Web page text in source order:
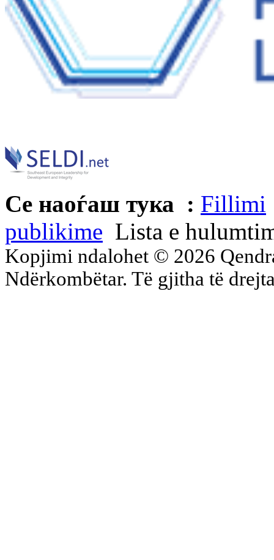
Се наоѓаш тука : Fillimi
publikime Lista e
Kopjimi ndalohet © 2026
Ndërkombëtar. Të gjitha të